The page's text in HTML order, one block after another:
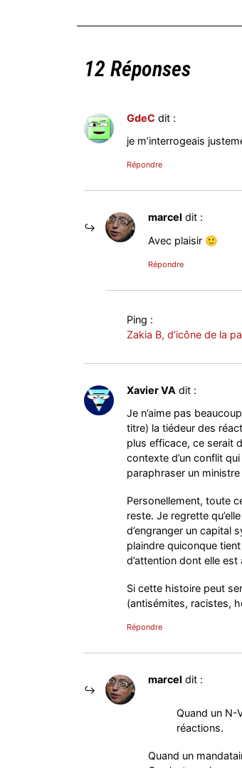
12 Réponses
GdeC dit :
je m’interrogeais
Répondre
marcel dit :
Avec plaisir 🙂
Répondre
Ping :
Zakia B, d’icône de la
Xavier VA dit :
Je n’aime pas
titre) la tiédeur des
plus efficace, ce serait
contexte d’un conflit
paraphraser un ministre
Personellement, toute
reste. Je regrette
d’engranger un capital
plaindre quiconque
d’attention dont elle est
Si cette histoire peut
(antisémites, racistes,
Répondre
marcel dit :
Quand un N-
réactions.
Quand un